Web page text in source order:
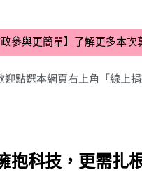
政參與更簡單】了解更多本次
點選本網頁右上角「線上捐
抱科技，更需扎